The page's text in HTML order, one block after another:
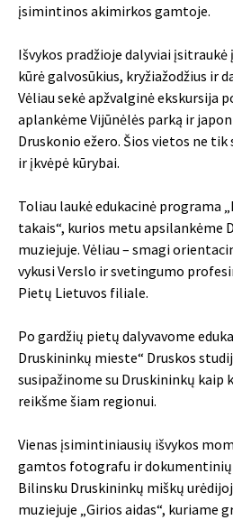
įsimintinos akimirkos gamtoje.
Išvykos pradžioje dalyviai įsitraukė
kūrė galvosūkius, kryžiažodžius ir
Vėliau sekė apžvalginė ekskursija
aplankėme Vijūnėlės parką ir
Druskonio ežero. Šios vietos ne tik
ir įkvėpė kūrybai.
Toliau laukė edukacinė programa
takais“, kurios metu apsilankėme
muziejuje. Vėliau – smagi
vykusi Verslo ir svetingumo
Pietų Lietuvos filiale.
Po gardžių pietų dalyvavome
Druskininkų mieste“ Druskos
susipažinome su Druskininkų
reikšme šiam regionui.
Vienas įsimintiniausių išvykos
gamtos fotografu ir
Bilinsku Druskininkų miškų
muziejuje „Girios aidas“, kuriame